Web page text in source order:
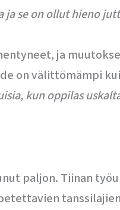
se on ollut hieno
ja
on välittömämpi
kun oppilas
paljon. Tiinan